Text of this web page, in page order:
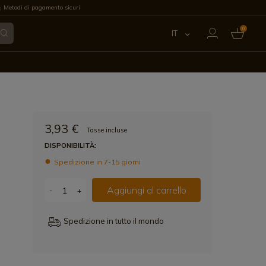
Metodi di pagamento sicuri
IT 0
3,93 €
Tasse incluse
DISPONIBILITÀ:
Spedizione in 7-15 giorni
- + Aggiungi al carrello
Spedizione in tutto il mondo